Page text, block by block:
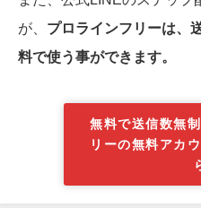
が、 プロラインフリーは、
料で使う事ができます。
無料で送信数無
リーの無料アカ